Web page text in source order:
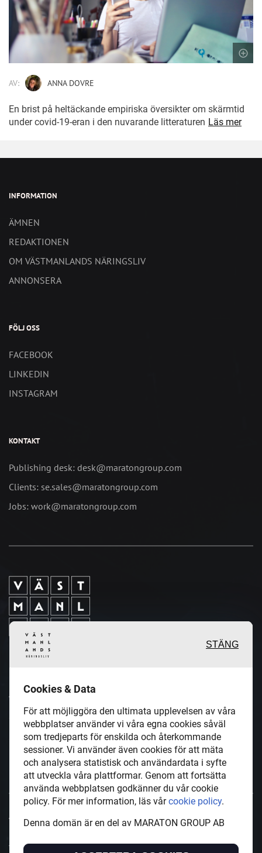
AV: ANNA DOVRE
En brist på heltäckande empiriska översikter om skärmtid
under covid-19-eran i den nuvarande litteraturen Läs mer
INFORMATION
ÄMNEN
REDAKTIONEN
OM VÄSTMANLANDS NÄRINGSLIV
ANNONSERA
FÖLJ OSS
FACEBOOK
LINKEDIN
INSTAGRAM
KONTAKT
Publishing desk: desk@maratongroup.com
Clients: se.sales@maratongroup.com
Jobs: work@maratongroup.com
värdefulla berättelser och
reportage från och om det lokala
näringslivet och dess aktörer samt
en hel del annan läsvärt innehåll.
VastmanlandsNaringsliv.se är en del av mediakoncernen
tidningsvarumärken i Europa.
STÄNG
Cookies & Data
För att möjliggöra den ultimata upplevelsen av våra
webbplatser använder vi våra egna cookies såväl
som tredjeparts för enskilda och återkommande
sessioner. Vi använder även cookies för att mäta
och analysera statistisk och användardata i syfte
att utveckla våra plattformar. Genom att fortsätta
använda webbplatsen godkänner du vår cookie
policy. För mer information, läs vårcookie policy.
Denna domän är en del av MARATON GROUP AB